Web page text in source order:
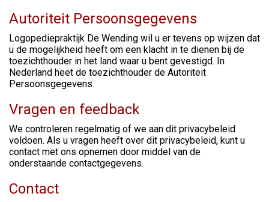
Autoriteit Persoonsgegevens
Logopediepraktijk De Wending wil u er tevens op wijzen dat
u de mogelijkheid heeft om een klacht in te dienen bij de
toezichthouder in het land waar u bent gevestigd. In
Nederland heet de toezichthouder de Autoriteit
Persoonsgegevens.
Vragen en feedback
We controleren regelmatig of we aan dit privacybeleid
voldoen. Als u vragen heeft over dit privacybeleid, kunt u
contact met ons opnemen door middel van de
onderstaande contactgegevens.
Contact